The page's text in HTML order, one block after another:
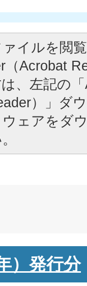
イルを閲
（Acrobat
、左記の
）」ダ
ェアをダ
）発行分